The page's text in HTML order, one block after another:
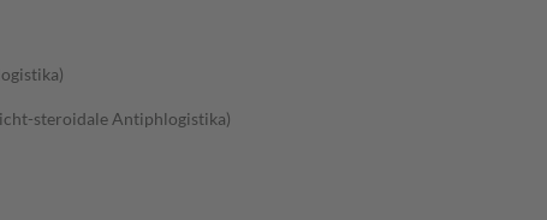
steroidale Antiphlogistika)